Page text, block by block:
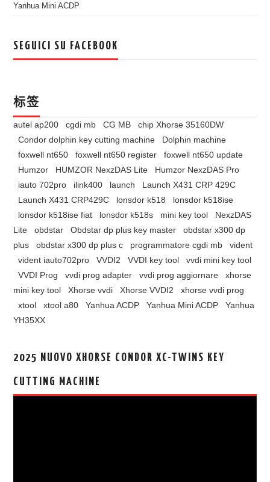
Yanhua Mini ACDP
SEGUICI SU FACEBOOK
标签
autel ap200 cgdi mb CG MB
chip Xhorse 35160DW
Condor dolphin key cutting machine
Dolphin machine
foxwell nt650
foxwell nt650 register
foxwell nt650 update
Humzor
HUMZOR NexzDAS Lite
Humzor NexzDAS Pro
iauto 702pro
ilink400 launch
Launch X431 CRP 429C
Launch X431 CRP429C
lonsdor k518
lonsdor k518ise
lonsdor k518ise fiat
lonsdor k518s mini key tool
NexzDAS
Lite
obdstar Obdstar dp plus key master
obdstar x300 dp
plus
obdstar x300 dp plus c programmatore cgdi mb
vident
vident iauto702pro
VVDI2 VVDI key tool
vvdi mini key tool
VVDI Prog
vvdi prog adapter vvdi prog aggiornare
xhorse
mini key tool
Xhorse vvdi Xhorse VVDI2
xhorse vvdi prog
xtool
xtool a80 Yanhua ACDP Yanhua Mini ACDP
Yanhua
YH35XX
2025 NUOVO XHORSE CONDOR XC-TWINS KEY
CUTTING MACHINE